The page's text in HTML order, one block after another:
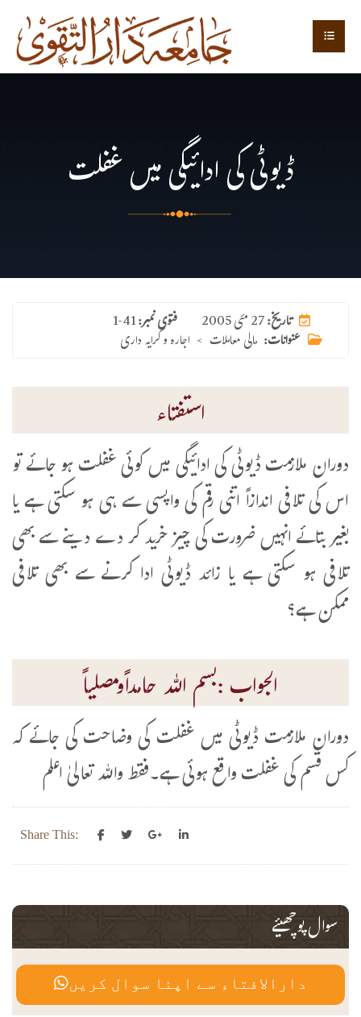
ڈیوٹی کی ادائیگی میں غفلت
فتوی نمبر:1-41 تاریخ:27 مئی 2005
عنوانات: مالی معاملات > اجارہ و کرایہ داری
استفتاء
دوران ملازمت ڈیوٹی کی ادائیگی میں کوئی غفلت ہو جائے تو
اس کی تلافی اندازاً اتنی رقم کی واپسی سے ہی ہو سکتی ہے یا
بغیر بتائے انہیں ضرورت کی چیز خرید کر دے دینے سے بھی
تلافی ہو سکتی ہے یا زائد ڈیوٹی ادا کرنے سے بھی تلافی
ممکن ہے؟
الجواب :بسم اللہ حامداًومصلیاً
دوران ملازمت ڈیوٹی میں غفلت کی وضاحت کی جائے کہ
کس قسم کی غفلت واقع ہوئی ہے۔فقط واللہ تعالیٰ اعلم
Share This:
سوال پوچھیئے
دارالافتاء سے اپنا سوال کریں